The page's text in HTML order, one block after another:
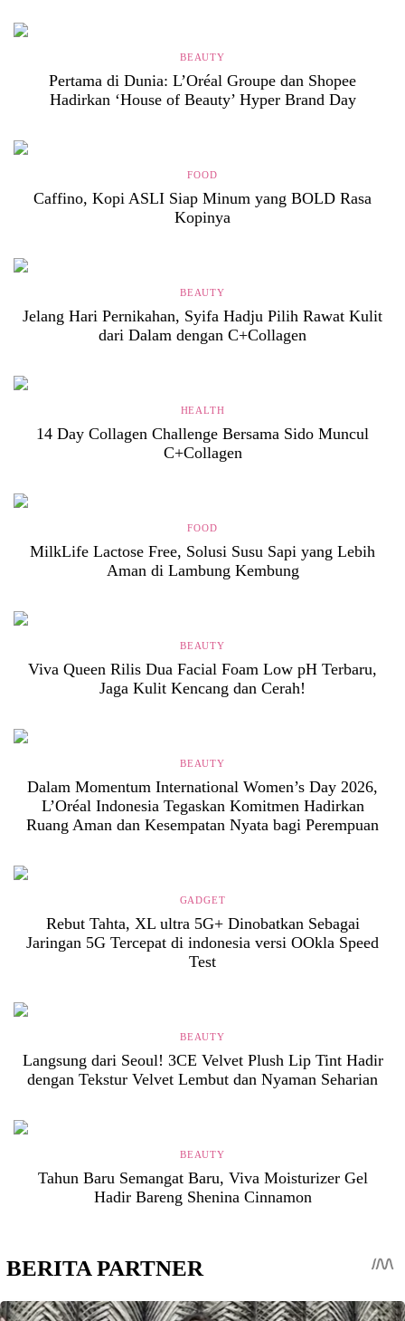
BEAUTY
Pertama di Dunia: L’Oréal Groupe dan Shopee
Hadirkan ‘House of Beauty’ Hyper Brand Day
FOOD
Caffino, Kopi ASLI Siap Minum yang BOLD Rasa
Kopinya
BEAUTY
Jelang Hari Pernikahan, Syifa Hadju Pilih Rawat Kulit
dari Dalam dengan C+Collagen
HEALTH
14 Day Collagen Challenge Bersama Sido Muncul
C+Collagen
FOOD
MilkLife Lactose Free, Solusi Susu Sapi yang Lebih
Aman di Lambung Kembung
BEAUTY
Viva Queen Rilis Dua Facial Foam Low pH Terbaru,
Jaga Kulit Kencang dan Cerah!
BEAUTY
Dalam Momentum International Women’s Day 2026,
L’Oréal Indonesia Tegaskan Komitmen Hadirkan
Ruang Aman dan Kesempatan Nyata bagi Perempuan
GADGET
Rebut Tahta, XL ultra 5G+ Dinobatkan Sebagai
Jaringan 5G Tercepat di indonesia versi OOkla Speed
Test
BEAUTY
Langsung dari Seoul! 3CE Velvet Plush Lip Tint Hadir
dengan Tekstur Velvet Lembut dan Nyaman Seharian
BEAUTY
Tahun Baru Semangat Baru, Viva Moisturizer Gel
Hadir Bareng Shenina Cinnamon